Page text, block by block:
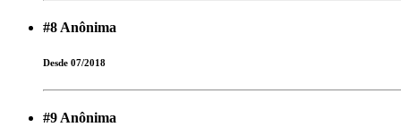
#8 Anônima
Desde 07/2018
#9Anônima